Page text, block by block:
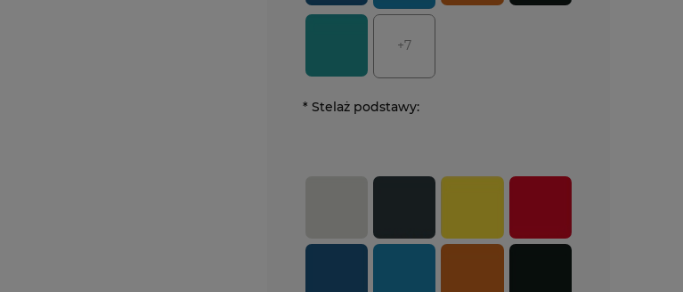
+7
* Stelaż podstawy: